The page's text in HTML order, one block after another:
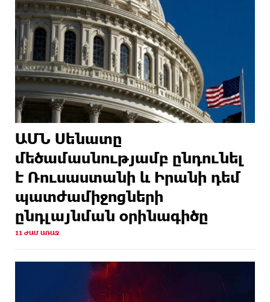
ԱՄՆ Սենատը
մեծամասնությամբ ընդունել
է Ռուսաստանի և Իրանի դեմ
պատժամիջոցների
ընդլայնման օրինագիծը
11 ԺԱՄ ԱՌԱՋ